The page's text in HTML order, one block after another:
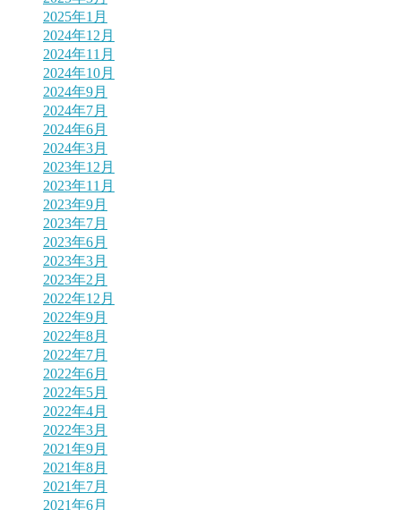
2025年1月
2024年12月
2024年11月
2024年10月
2024年9月
2024年7月
2024年6月
2024年3月
2023年12月
2023年11月
2023年9月
2023年7月
2023年6月
2023年3月
2023年2月
2022年12月
2022年9月
2022年8月
2022年7月
2022年6月
2022年5月
2022年4月
2022年3月
2021年9月
2021年8月
2021年7月
2021年6月